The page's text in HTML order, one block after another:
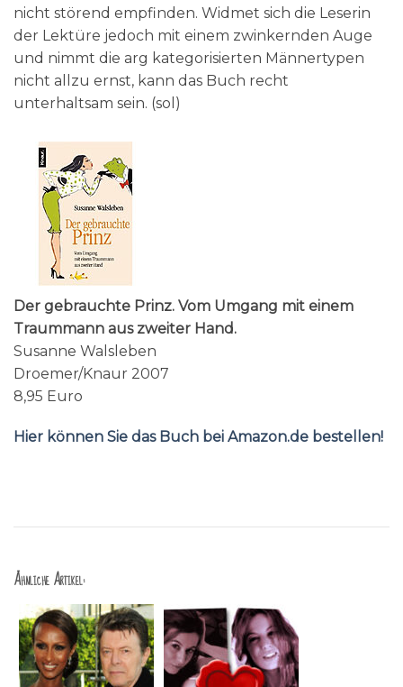
nicht störend empfinden. Widmet sich die Leserin
der Lektüre jedoch mit einem zwinkernden Auge
und nimmt die arg kategorisierten Männertypen
nicht allzu ernst, kann das Buch recht
unterhaltsam sein. (sol)
Der gebrauchte Prinz. Vom Umgang mit einem
Traummann aus zweiter Hand.
Susanne Walsleben
Droemer/Knaur 2007
8,95 Euro
Hier können Sie das Buch bei Amazon.de bestellen!
Ähnliche Artikel: